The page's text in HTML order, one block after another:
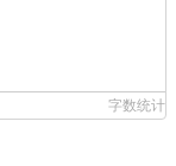
字数统计